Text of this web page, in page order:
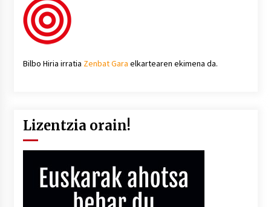
Bilbo Hiria irratia Zenbat Gara elkartearen ekimena da.
Lizentzia orain!